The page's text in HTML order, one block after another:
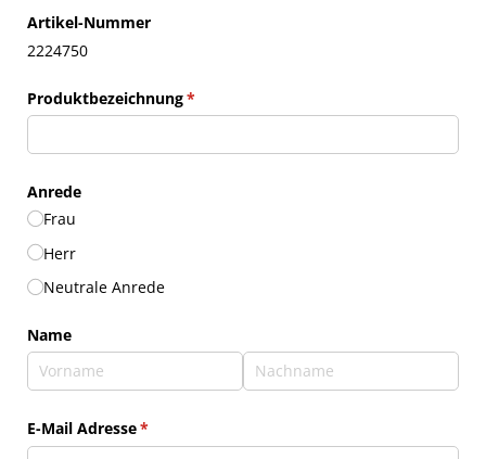
Artikel-Nummer
2224750
Produktbezeichnung*
(erforderlich)
Anrede
Frau
Herr
Neutrale Anrede
Name
E-Mail Adresse*
(erforderlich)